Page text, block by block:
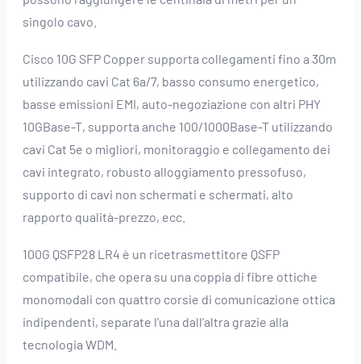
singolo cavo.
Cisco 10G SFP Copper supporta collegamenti fino a 30m
utilizzando cavi Cat 6a/7, basso consumo energetico,
basse emissioni EMI, auto-negoziazione con altri PHY
10GBase-T, supporta anche 100/1000Base-T utilizzando
cavi Cat 5e o migliori, monitoraggio e collegamento dei
cavi integrato, robusto alloggiamento pressofuso,
supporto di cavi non schermati e schermati, alto
rapporto qualità-prezzo, ecc.
100G QSFP28 LR4 è un ricetrasmettitore QSFP
compatibile, che opera su una coppia di fibre ottiche
monomodali con quattro corsie di comunicazione ottica
indipendenti, separate l’una dall’altra grazie alla
tecnologia WDM.